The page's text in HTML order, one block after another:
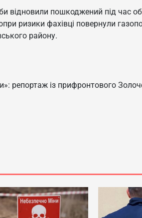
відновили пошкоджений під час
ризики фахівці повернули
району.
репортаж із прифронтового